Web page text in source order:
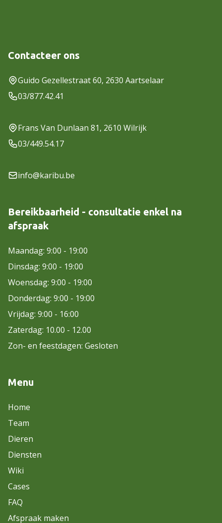
Contacteer ons
Guido Gezellestraat 60, 2630 Aartselaar
03/877.42.41
Frans Van Dunlaan 81, 2610 Wilrijk
03/449.54.17
info@karibu.be
Bereikbaarheid - consultatie enkel na
afspraak
Maandag: 9:00 - 19:00
Dinsdag: 9:00 - 19:00
Woensdag: 9:00 - 19:00
Donderdag: 9:00 - 19:00
Vrijdag: 9:00 - 16:00
Zaterdag: 10.00 - 12.00
Zon- en feestdagen: Gesloten
Menu
Home
Team
Dieren
Diensten
Wiki
Cases
FAQ
Afspraak maken